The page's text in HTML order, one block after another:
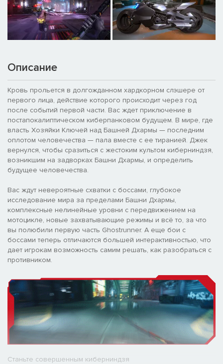
Описание
Кровь прольется в долгожданном хардкорном слэшере от
первого лица, действие которого происходит через год
после событий первой части. Вас ждет приключение в
постапокалиптическом киберпанковом будущем. В мире, где
власть Хозяйки Ключей над Башней Дхармы — последним
оплотом человечества — пала вместе с ее тиранией. Джек
вернулся, чтобы сразиться с жестоким культом киберниндзя,
возникшим на задворках Башни Дхармы, и определить
будущее человечества.
Вас ждут невероятные схватки с боссами, глубокое
исследование мира за пределами Башни Дхармы,
комплексные нелинейные уровни с передвижением на
мотоцикле, новые захватывающие режимы и всё то, за что
вы полюбили первую часть Ghostrunner. А еще бои с
боссами теперь отличаются большей интерактивностью, что
дает игрокам возможность самим решать, как разобраться с
противником.
Станьте совершенным киберниндзя